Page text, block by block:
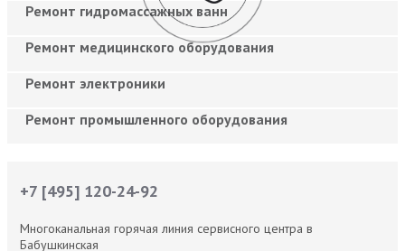
Ремонт гидромассажных ванн
Ремонт медицинского оборудования
Ремонт электроники
Ремонт промышленного оборудования
+7 [495] 120-24-92
Многоканальная горячая линия сервисного центра в
Бабушкинская